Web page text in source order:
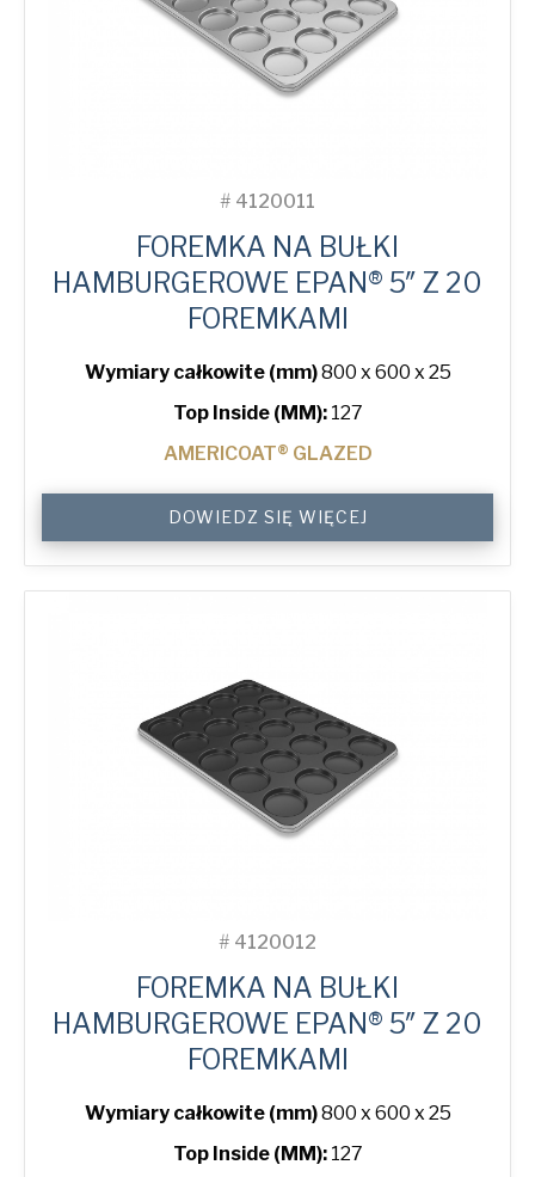
# 4120011
FOREMKA NA BUŁKI
HAMBURGEROWE EPAN® 5″ Z 20
FOREMKAMI
Wymiary całkowite (mm)800 x 600 x 25
Top Inside (MM): 127
AMERICOAT® GLAZED
ePAN®
Bun
Tray
DOWIEDZ SIĘ WIĘCEJ
# 4120012
FOREMKA NA BUŁKI
HAMBURGEROWE EPAN® 5″ Z 20
FOREMKAMI
Wymiary całkowite (mm)800 x 600 x 25
Top Inside (MM): 127